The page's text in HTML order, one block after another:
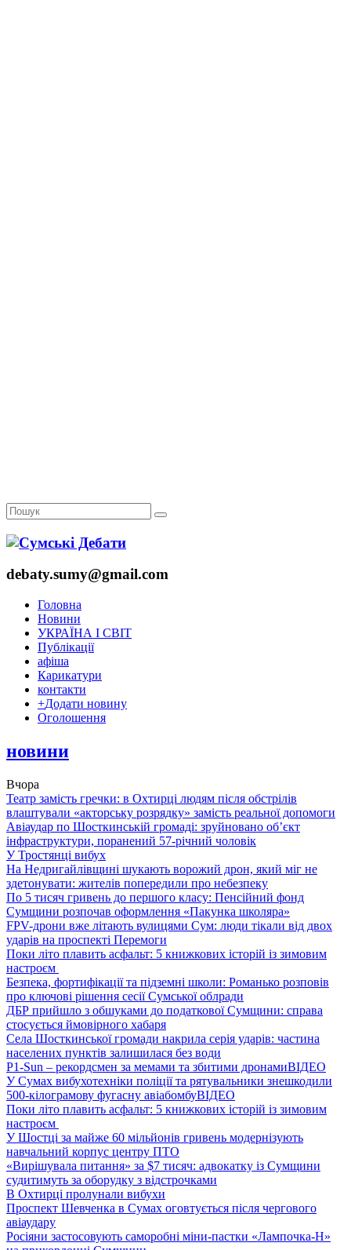
debaty.sumy@gmail.com
Головна
Новини
УКРАЇНА І СВІТ
Публікації
афіша
Карикатури
контакти
+Додати новину
Оголошення
новини
Вчора
Театр замість гречки: в Охтирці людям після обстрілів
влаштували «акторську розрядку» замість реальної допомоги
Авіаудар по Шосткинській громаді: зруйновано об’єкт
інфраструктури, поранений 57-річний чоловік
У Тростянці вибух
На Недригайлівщині шукають ворожий дрон, який міг не
здетонувати: жителів попередили про небезпеку
По 5 тисяч гривень до першого класу: Пенсійний фонд
Сумщини розпочав оформлення «Пакунка школяра»
FPV-дрони вже літають вулицями Сум: люди тікали від двох
ударів на проспекті Перемоги
Поки літо плавить асфальт: 5 книжкових історій із зимовим
настроєм
Безпека, фортифікації та підземні школи: Романько розповів
про ключові рішення сесії Сумської облради
ДБР прийшло з обшуками до податкової Сумщини: справа
стосується ймовірного хабаря
Села Шосткинської громади накрила серія ударів: частина
населених пунктів залишилася без води
P1-Sun – рекордсмен за мемами та збитими дронамиВІДЕО
У Сумах вибухотехніки поліції та рятувальники знешкодили
500-кілограмову фугасну авіабомбуВІДЕО
Поки літо плавить асфальт: 5 книжкових історій із зимовим
настроєм
У Шостці за майже 60 мільйонів гривень модернізують
навчальний корпус центру ПТО
«Вирішувала питання» за $7 тисяч: адвокатку із Сумщини
судитимуть за оборудку з відстрочками
В Охтирці пролунали вибухи
Проспект Шевченка в Сумах оговтується після чергового
авіаудару
Росіяни застосовують саморобні міни-пастки «Лампочка-Н»